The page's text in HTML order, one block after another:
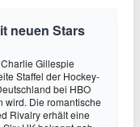
neuen Stars
Gillespie
Staffel der Hockey-
bei HBO
wird. Die romantische
Rivalry erhält eine